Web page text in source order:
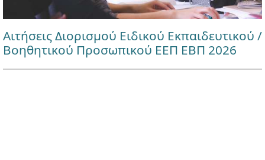
Αιτήσεις Διορισμού Ειδικού Εκπαιδευτικού /
Βοηθητικού Προσωπικού ΕΕΠ ΕΒΠ 2026